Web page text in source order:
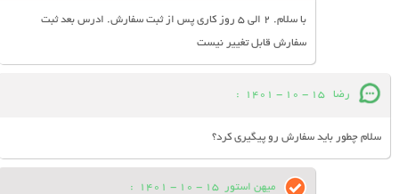
با سلام. 2 الی 5 روز کاری پس از ثبت سفارش. ادرس بعد ثبت
سفارش قابل تغییر نیست
رضا 15 - 10 - 1401
:
سلام چطور باید سفارش رو پیگیری کرد؟
میهن استور 15 - 10 - 1401
: